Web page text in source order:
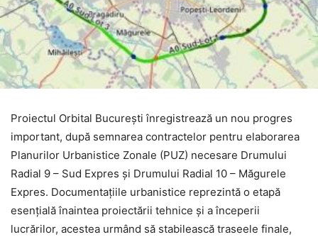
Proiectul Orbital București înregistrează un nou progres
important, după semnarea contractelor pentru elaborarea
Planurilor Urbanistice Zonale (PUZ) necesare Drumului
Radial 9 – Sud Expres și Drumului Radial 10 – Măgurele
Expres. Documentațiile urbanistice reprezintă o etapă
esențială înaintea proiectării tehnice și a începerii
lucrărilor, acestea urmând să stabilească traseele finale,